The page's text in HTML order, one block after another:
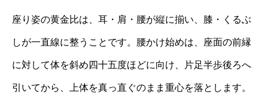
座り姿の黄金比は、耳・肩・腰が縦に揃い、膝・くるぶ
しが一直線に整うことです。腰かけ始めは、座面の前縁
に対して体を斜め四十五度ほどに向け、片足半歩後ろへ
引いてから、上体を真っ直ぐのまま重心を落とします。